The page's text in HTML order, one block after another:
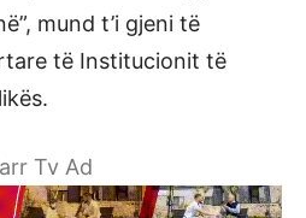
mund t’i gjeni të
të Institucionit të
Tv Ad